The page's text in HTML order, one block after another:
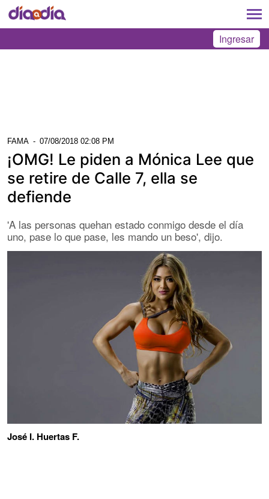
Ingresar
FAMA - 07/08/2018 02:08 PM
¡OMG! Le piden a Mónica Lee que
se retire de Calle 7, ella se
defiende
'A las personas quehan estado conmigo desde el día
uno, pase lo que pase, les mando un beso', dijo.
José I. Huertas F.